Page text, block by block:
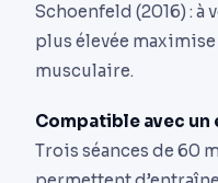
Schoenfeld (2016) : à
plus élevée
musculaire.
Compatible avec
Trois séances de 60